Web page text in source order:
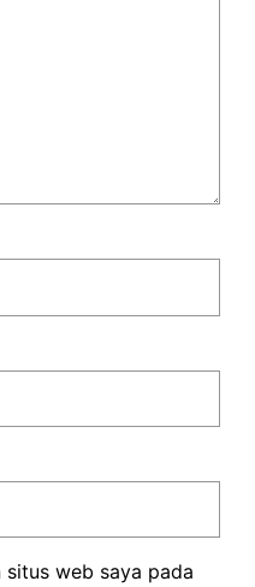
situs web saya pada